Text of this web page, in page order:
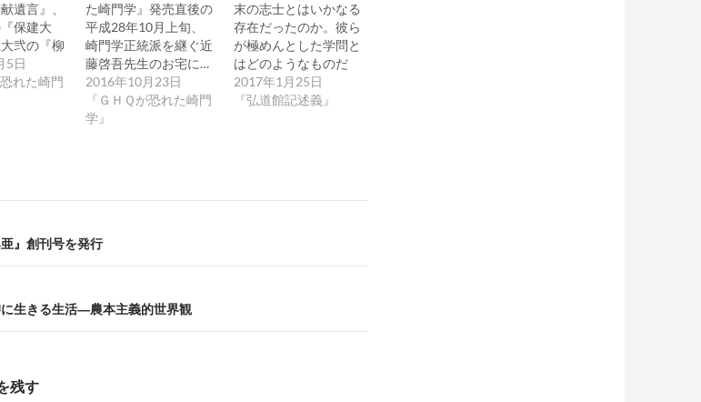
遺言』、
保建大
弐の『柳
5日
れた崎門
た崎門学』発売直後の
平成28年10月上旬、
崎門学正統派を継ぐ近
藤啓吾先生のお宅に…
2016年10月23日
『ＧＨＱが恐れた崎門
学』
末の志士とはいかなる
存在だったのか。彼ら
が極めんとした学問と
はどのようなものだ
っ…
2017年1月25日
『弘道館記述義』
亜』創刊号を発行
生きる生活―農本主義的世界観
残す